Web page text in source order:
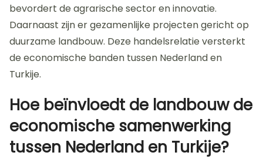
bevordert de agrarische sector en innovatie.
Daarnaast zijn er gezamenlijke projecten gericht op
duurzame landbouw. Deze handelsrelatie versterkt
de economische banden tussen Nederland en
Turkije.
Hoe beïnvloedt de landbouw de
economische samenwerking
tussen Nederland en Turkije?